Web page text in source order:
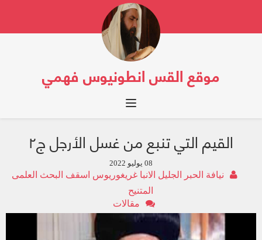
موقع القس انطونيوس فهمي
Toggle navigation
القيم التي تنبع من غسل الأرجل ج٢
08 يوليو 2022
نيافة الحبر الجليل الانبا غريغوريوس اسقف البحث العلمى
المتنيح‬‎
مقالات